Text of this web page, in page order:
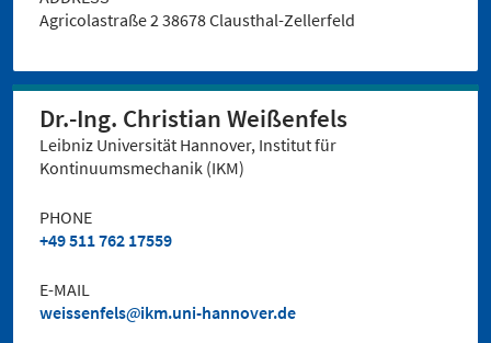
Agricolastraße 2 38678 Clausthal-Zellerfeld
Dr.-Ing. Christian Weißenfels
Leibniz Universität Hannover, Institut für
Kontinuumsmechanik (IKM)
PHONE
+49 511 762 17559
E-MAIL
weissenfels
ikm.uni-hannover.de